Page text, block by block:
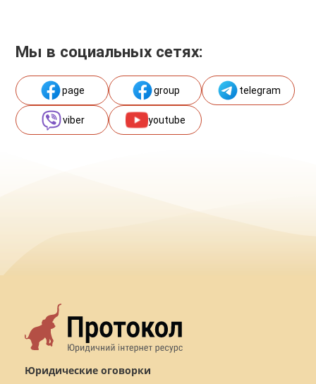
Мы в социальных сетях:
page group telegram
viber youtube
Юридические оговорки